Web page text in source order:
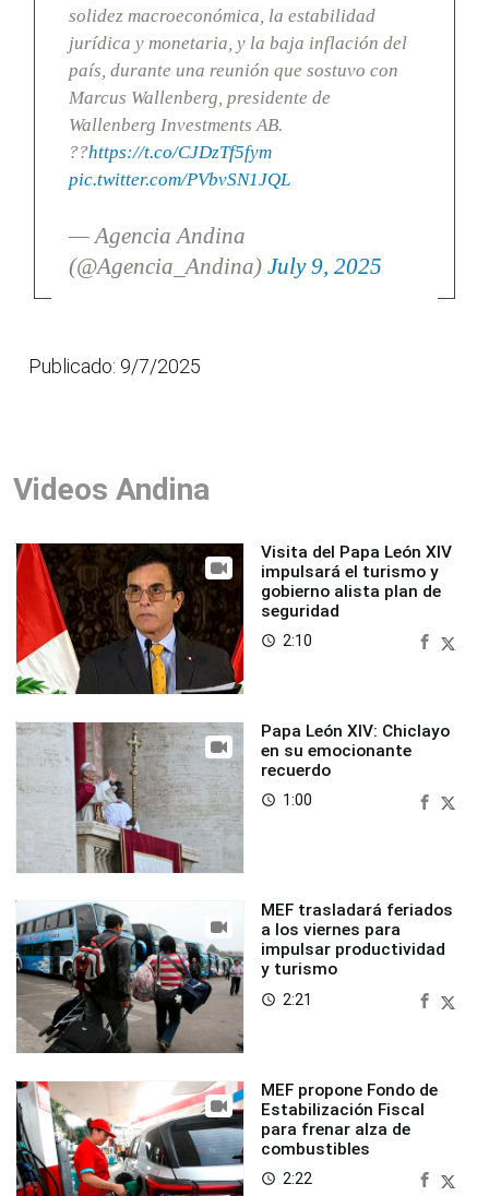
solidez macroeconómica, la estabilidad
jurídica y monetaria, y la baja inflación del
país, durante una reunión que sostuvo con
Marcus Wallenberg, presidente de
Wallenberg Investments AB.
??https://t.co/CJDzTf5fym
pic.twitter.com/PVbvSN1JQL
— Agencia Andina
(@Agencia_Andina) July 9, 2025
Publicado: 9/7/2025
Videos Andina
Visita del Papa León XIV
impulsará el turismo y
gobierno alista plan de
seguridad
access_time 2:10
Papa León XIV: Chiclayo
en su emocionante
recuerdo
access_time 1:00
MEF trasladará feriados
a los viernes para
impulsar productividad
y turismo
access_time 2:21
MEF propone Fondo de
Estabilización Fiscal
para frenar alza de
combustibles
access_time 2:22